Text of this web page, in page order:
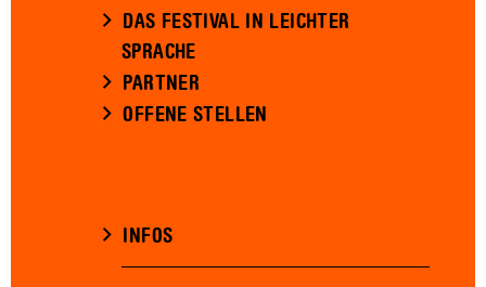
DAS FESTIVAL IN LEICHTER
SPRACHE
PARTNER
OFFENE STELLEN
INFOS